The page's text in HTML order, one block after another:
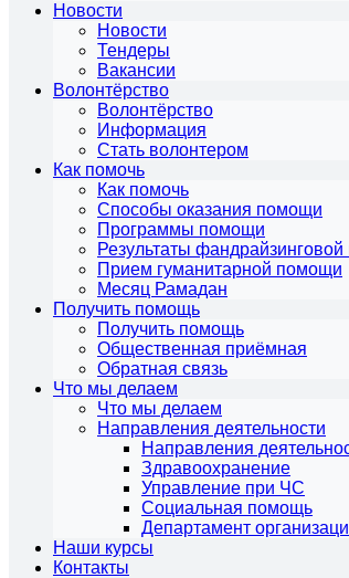
Новости
Новости
Тендеры
Вакансии
Волонтёрство
Волонтёрство
Информация
Стать волонтером
Как помочь
Как помочь
Способы оказания помощи
Программы помощи
Результаты
Прием гуманитарной помощи
Месяц Рамадан
Получить помощь
Получить помощь
Общественная приёмная
Обратная связь
Что мы делаем
Что мы делаем
Направления деятельности
Направления
Здравоохранение
Управление при ЧС
Социальная помощь
Департамент
Наши курсы
Контакты